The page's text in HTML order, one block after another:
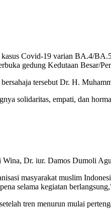
Covid-19 varian BA.4/
gedung Kedutaan Besar/
tersebut Dr. H.
solidaritas, empati, dan
Dr. iur. Damos Dumoli
masyarakat muslim
selama kegiatan
tren menurun mulai